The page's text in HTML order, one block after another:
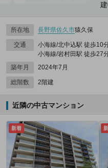
所在地 長野県佐久市猿久保
交通
小海線/北中込駅 徒歩10
小海線/岩村田駅 徒歩27
築年月
2024年7月
総階数 2階建
近隣の中古マンション
新着